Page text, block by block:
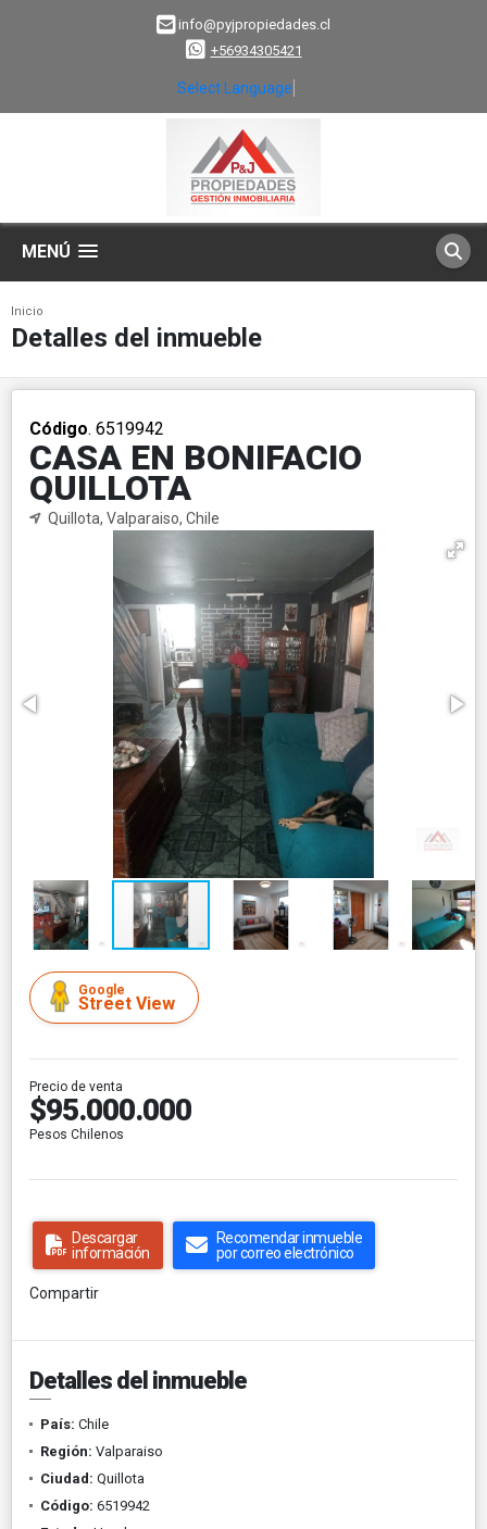
info@pyjpropiedades.cl
+56934305421
Select Language
MENÚ
Inicio
Detalles del inmueble
Código. 6519942
CASA EN BONIFACIO
QUILLOTA
Quillota, Valparaiso, Chile
Google
Street View
Precio de venta
$95.000.000
Pesos Chilenos
Descargar
información
Recomendar inmueble
por correo electrónico
Compartir
Detalles del inmueble
País: Chile
Región: Valparaiso
Ciudad: Quillota
Código: 6519942